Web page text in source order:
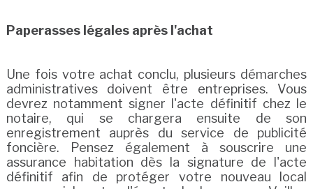
Paperasses légales après l'achat
Une fois votre achat conclu, plusieurs démarches
administratives doivent être entreprises. Vous
devrez notamment signer l'acte définitif chez le
notaire, qui se chargera ensuite de son
enregistrement auprès du service de publicité
foncière. Pensez également à souscrire une
assurance habitation dès la signature de l'acte
définitif afin de protéger votre nouveau local